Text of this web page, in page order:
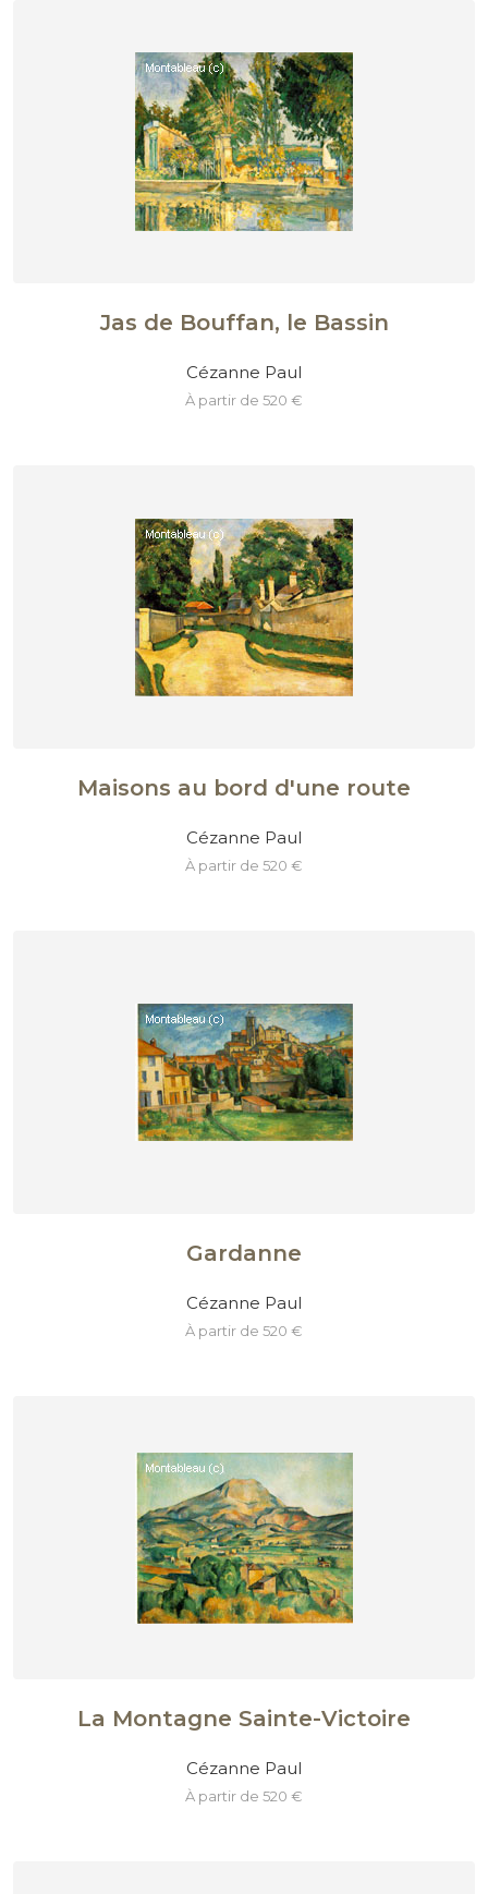
Jas de Bouffan, le Bassin
Cézanne Paul
à partir de 520 €
Maisons au bord d'une route
Cézanne Paul
à partir de 520 €
Gardanne
Cézanne Paul
à partir de 520 €
La Montagne Sainte-Victoire
Cézanne Paul
à partir de 520 €